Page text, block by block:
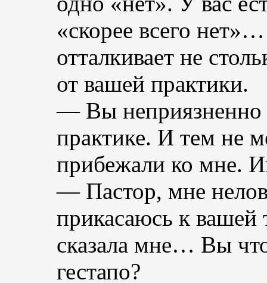
«скорее всего
отталкивает не
от вашей практики.
— Вы неприязненно
практике. И тем не
прибежали ко мне.
— Пастор, мне
прикасаюсь к
сказала мне… Вы
гестапо?